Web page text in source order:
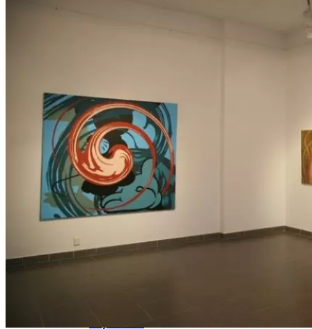
Gastro
Kaviarne
Víno
Kultúra a tradície
Šport a agroturistika
Školstvo
Ekonomika obchod a doprava
Prešovský kraj
Tipy
Výlet
Cyklistika
Hrady